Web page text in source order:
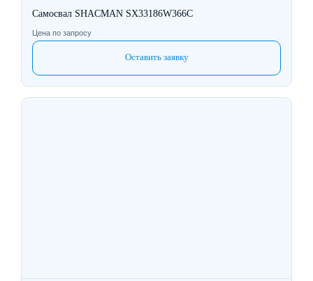
Самосвал SHACMAN SX33186W366C
Цена по запросу
Оставить заявку